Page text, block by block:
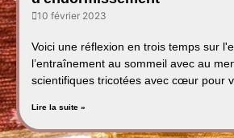
10 février 2023
Voici une réflexion en trois temps sur
l’entraînement au sommeil avec au
scientifiques tricotées avec cœur pour
Lire la suite »